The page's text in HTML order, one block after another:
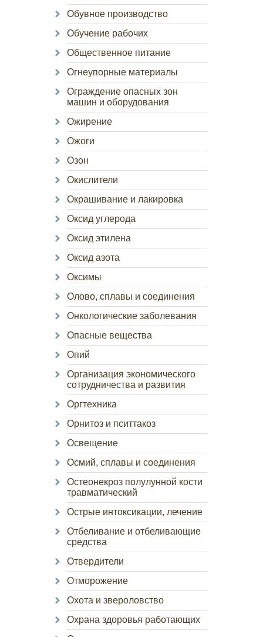
Обувное производство
Обучение рабочих
Общественное питание
Огнеупорные материалы
Ограждение опасных зон
машин и оборудования
Ожирение
Ожоги
Озон
Окислители
Окрашивание и лакировка
Оксид углерода
Оксид этилена
Оксид азота
Оксимы
Олово, сплавы и соединения
Онкологические заболевания
Опасные вещества
Опий
Организация экономического
сотрудничества и развития
Оргтехника
Орнитоз и пситтакоз
Освещение
Осмий, сплавы и соединения
Остеонекроз полулунной кости
травматический
Острые интоксикации, лечение
Отбеливание и отбеливающие
средства
Отвердители
Отморожение
Охота и звероловство
Охрана здоровья работающих